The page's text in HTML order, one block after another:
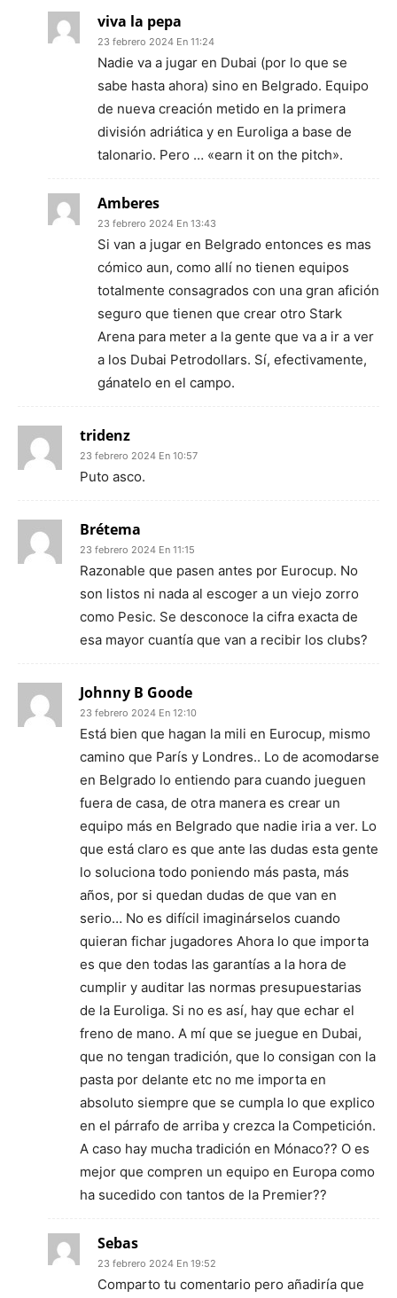
viva la pepa
23 febrero 2024 En 11:24
Nadie va a jugar en Dubai (por lo que se
sabe hasta ahora) sino en Belgrado. Equipo
de nueva creación metido en la primera
división adriática y en Euroliga a base de
talonario. Pero … «earn it on the pitch».
Amberes
23 febrero 2024 En 13:43
Si van a jugar en Belgrado entonces es mas
cómico aun, como allí no tienen equipos
totalmente consagrados con una gran afición
seguro que tienen que crear otro Stark
Arena para meter a la gente que va a ir a ver
a los Dubai Petrodollars. Sí, efectivamente,
gánatelo en el campo.
tridenz
23 febrero 2024 En 10:57
Puto asco.
Brétema
23 febrero 2024 En 11:15
Razonable que pasen antes por Eurocup. No
son listos ni nada al escoger a un viejo zorro
como Pesic. Se desconoce la cifra exacta de
esa mayor cuantía que van a recibir los clubs?
Johnny B Goode
23 febrero 2024 En 12:10
Está bien que hagan la mili en Eurocup, mismo
camino que París y Londres.. Lo de acomodarse
en Belgrado lo entiendo para cuando jueguen
fuera de casa, de otra manera es crear un
equipo más en Belgrado que nadie iria a ver. Lo
que está claro es que ante las dudas esta gente
lo soluciona todo poniendo más pasta, más
años, por si quedan dudas de que van en
serio… No es difícil imaginárselos cuando
quieran fichar jugadores Ahora lo que importa
es que den todas las garantías a la hora de
cumplir y auditar las normas presupuestarias
de la Euroliga. Si no es así, hay que echar el
freno de mano. A mí que se juegue en Dubai,
que no tengan tradición, que lo consigan con la
pasta por delante etc no me importa en
absoluto siempre que se cumpla lo que explico
en el párrafo de arriba y crezca la Competición.
A caso hay mucha tradición en Mónaco?? O es
mejor que compren un equipo en Europa como
ha sucedido con tantos de la Premier??
Sebas
23 febrero 2024 En 19:52
Comparto tu comentario pero añadiría que